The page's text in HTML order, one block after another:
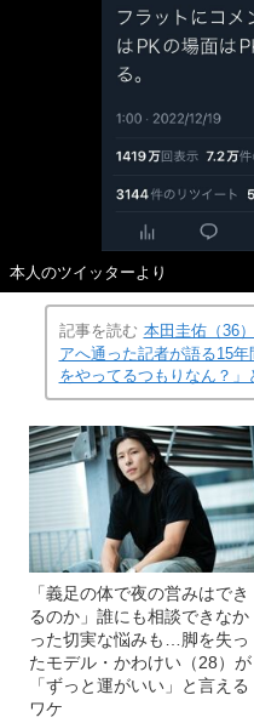
本人のツイッターより
記事を読む 本田圭佑（36
アへ通った記者が語る15
をやってるつもりなん？
「義足の体で夜の営みはでき
るのか」誰にも相談できなか
った切実な悩みも…脚を失っ
たモデル・かわけい（28）が
「ずっと運がいい」と言える
ワケ